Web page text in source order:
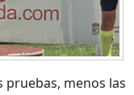
menos las